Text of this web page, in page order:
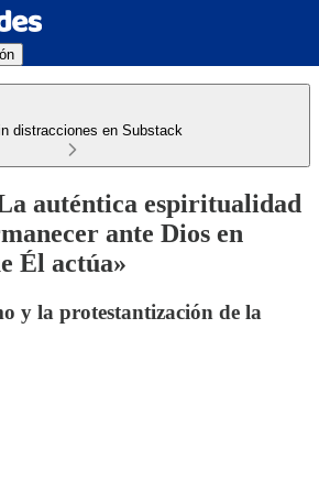
distracciones en Substack
auténtica espiritualidad
ante Dios en
Él actúa»
y la protestantización de la